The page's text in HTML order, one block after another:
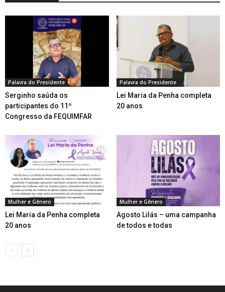
Palavra do Presidente
Serginho saúda os
participantes do 11º
Congresso da FEQUIMFAR
Palavra do Presidente
Lei Maria da Penha completa
20 anos
Mulher e Gênero
Lei Maria da Penha completa
20 anos
Mulher e Gênero
Agosto Lilás – uma campanha
de todos e todas